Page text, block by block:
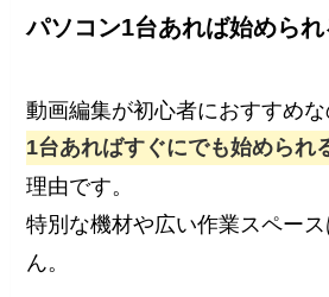
パソコン1台あれば始められ
動画編集が初心者におすすめな
1台あればすぐにでも始められ
理由です。
特別な機材や広い作業スペー
ん。